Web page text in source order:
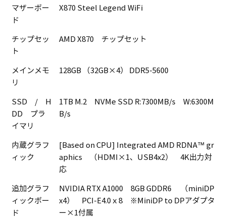
マザーボー
ド
X870 Steel Legend WiFi
チップセッ
ト
AMD X870 チップセット
メインメモ
リ
128GB （32GB×4） DDR5-5600
SSD / H
DD プラ
イマリ
1TB M.2 NVMe SSD R:7300MB/s W:6300M
B/s
内蔵グラフ
ィック
[Based on CPU] Integrated AMD RDNA™ gr
aphics （HDMI×1、USB4x2） 4K出力対
応
追加グラフ
ィックボー
ド
NVIDIA RTX A1000 8GB GDDR6 （miniDP
x4） PCI-E4.0ｘ8 ※MiniDP to DPアダプタ
ー×1付属